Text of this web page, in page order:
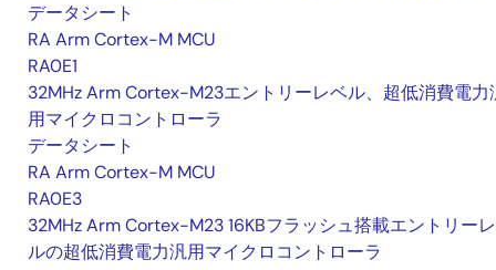
データシート
RA Arm Cortex-M MCU
RA0E1
32MHz Arm Cortex-M23エントリーレベル、超低消費電力
用マイクロコントローラ
データシート
RA Arm Cortex-M MCU
RA0E3
32MHz Arm Cortex-M23 16KBフラッシュ搭載エントリー
ルの超低消費電力汎用マイクロコントローラ